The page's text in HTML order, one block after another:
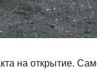
на открытие.